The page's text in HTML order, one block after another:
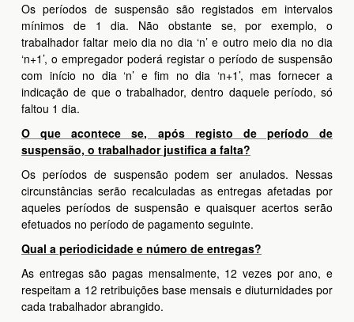
Os períodos de suspensão são registados em intervalos
mínimos de 1 dia. Não obstante se, por exemplo, o
trabalhador faltar meio dia no dia ‘n’ e outro meio dia no dia
‘n+1’, o empregador poderá registar o período de suspensão
com início no dia ‘n’ e fim no dia ‘n+1’, mas fornecer a
indicação de que o trabalhador, dentro daquele período, só
faltou 1 dia.
O que acontece se, após registo de período de
suspensão, o trabalhador justifica a falta?
Os períodos de suspensão podem ser anulados. Nessas
circunstâncias serão recalculadas as entregas afetadas por
aqueles períodos de suspensão e quaisquer acertos serão
efetuados no período de pagamento seguinte.
Qual a periodicidade e número de entregas?
As entregas são pagas mensalmente, 12 vezes por ano, e
respeitam a 12 retribuições base mensais e diuturnidades por
cada trabalhador abrangido.